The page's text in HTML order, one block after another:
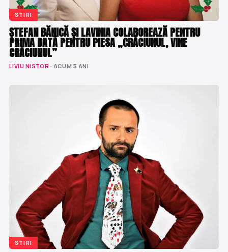
STIRI
ȘTEFAN BĂNICĂ ȘI LAVINIA COLABOREAZĂ PENTRU
PRIMA DATĂ PENTRU PIESA „CRĂCIUNUL, VINE
CRĂCIUNUL”
LIVIU NISTOR · ACUM 5 ANI
STIRI